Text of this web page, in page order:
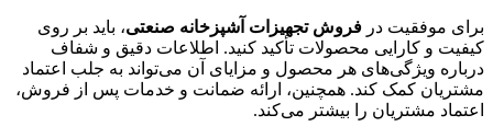
برای موفقیت در فروش تجهیزات آشپزخانه صنعتی، باید بر روی
کیفیت و کارایی محصولات تأکید کنید. اطلاعات دقیق و شفاف
درباره ویژگی‌های هر محصول و مزایای آن می‌تواند به جلب اعتماد
مشتریان کمک کند. همچنین، ارائه ضمانت و خدمات پس از فروش،
اعتماد مشتریان را بیشتر می‌کند.